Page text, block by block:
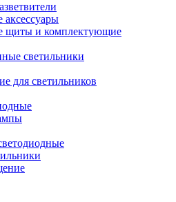
аксессуары
щиты и комплектующие
светильники
для светильников